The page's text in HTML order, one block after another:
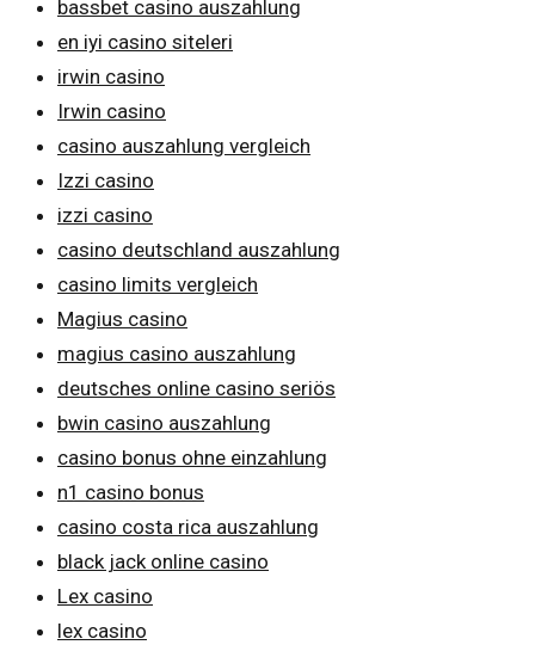
bassbet casino auszahlung
en iyi casino siteleri
irwin casino
Irwin casino
casino auszahlung vergleich
Izzi casino
izzi casino
casino deutschland auszahlung
casino limits vergleich
Magius casino
magius casino auszahlung
deutsches online casino seriös
bwin casino auszahlung
casino bonus ohne einzahlung
n1 casino bonus
casino costa rica auszahlung
black jack online casino
Lex casino
lex casino